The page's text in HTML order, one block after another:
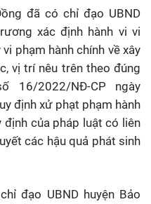
đã có chỉ đạo UBND
xác định hành vi vi
phạm hành chính về xây
vị trí nêu trên theo đúng
16/2022/NĐ-CP ngày
định xử phạt phạm hành
định của pháp luật có liên
các hậu quả phát sinh
đạo UBND huyện Bảo